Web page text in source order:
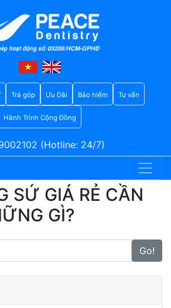
Trả góp Ưu Đãi Bảo hiểm Tư vấn
Hành Trình Cộng Đồng
(Hotline: 24/7)
SỨ GIÁ RẺ CẦN
GÌ?
Go!